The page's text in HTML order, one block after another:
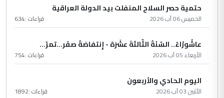
حتمية حصر السلاح المنفلت بيد الدولة العراقية
الخميس 06 آب 2026 قراءات :634
عاشُورْاءُ.. السّنَةُ الثّالثةَ عشَرَة - إِنتفاضةُ صفَر…تمرّ...
الأربعاء 05 آب 2026 قراءات :754
اليوم الحادي والأربعون
الأثنين 03 آب 2026 قراءات :1892